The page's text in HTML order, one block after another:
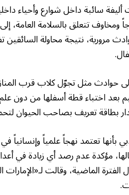
أليفة سائبة داخل شوارع وأحياء
ومخاوف تتعلق بالسلامة
مرورية، نتيجة محاولة
إلى حوادث مثل تجوّل كلاب قرب
اختباء قطة أسفلها من دون علم
بطاقة تعريف بصاحب الحيوان
بأنها تعتمد نهجاً علمياً وإنسانياً
مؤكدة عدم رصد أي زيادة في
الماضية، وقالت